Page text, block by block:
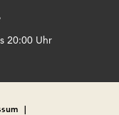
20:00 Uhr
|